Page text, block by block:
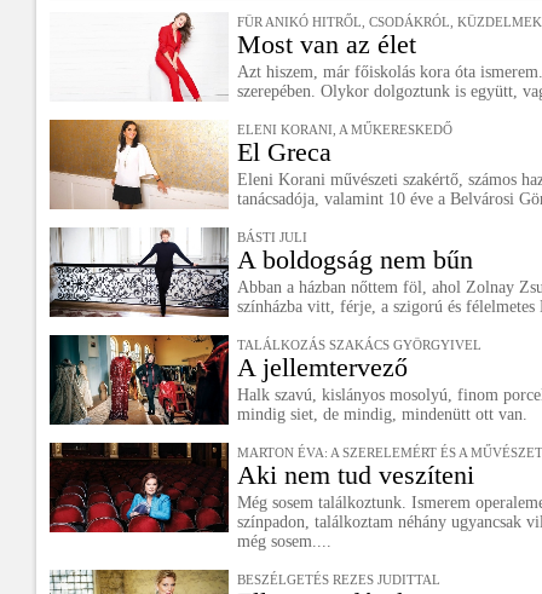
FÜR ANIKÓ HITRŐL, CSODÁKRÓL,
Most van az élet
Azt hiszem, már főiskolás kora óta
szerepében. Olykor dolgoztunk is együtt,
ELENI KORANI, A MŰKERESKEDŐ
El Greca
Eleni Korani művészeti szakértő, számos
tanácsadója, valamint 10 éve a Belvárosi
BÁSTI JULI
A boldogság nem bűn
Abban a házban nőttem föl, ahol Zolnay
színházba vitt, férje, a szigorú és
TALÁLKOZÁS SZAKÁCS GYÖRGYIVEL
A jellemtervező
Halk szavú, kislányos mosolyú, finom
mindig siet, de mindig, mindenütt ott van.
MARTON ÉVA: A SZERELEMÉRT ÉS A
Aki nem tud veszíteni
Még sosem találkoztunk. Ismerem
színpadon, találkoztam néhány ugyancsak
még sosem....
BESZÉLGETÉS REZES JUDITTAL